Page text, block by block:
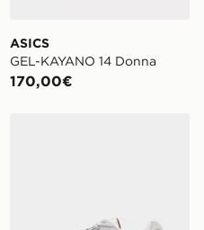
ASICS
GEL-KAYANO 14 Donna
170,00€